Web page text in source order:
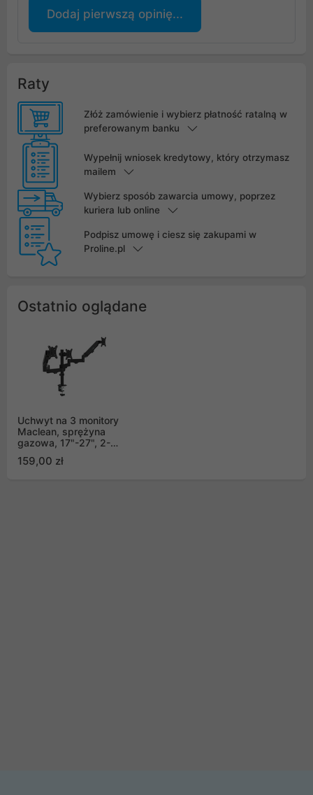
Dodaj pierwszą opinię...
Raty
Złóż zamówienie i wybierz płatność ratalną w
preferowanym banku
Wypełnij wniosek kredytowy, który otrzymasz
mailem
Wybierz sposób zawarcia umowy, poprzez
kuriera lub online
Podpisz umowę i ciesz się zakupami w
Proline.pl
Ostatnio oglądane
Uchwyt na 3 monitory
Maclean, sprężyna
gazowa, 17"-27", 2-
159,00 zł